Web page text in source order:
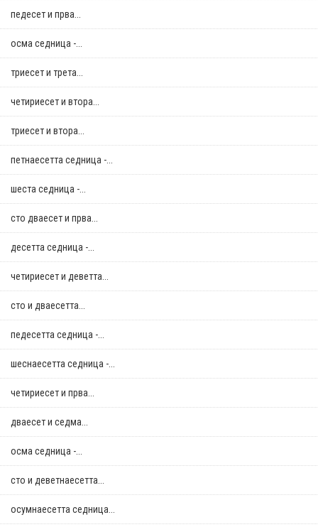
педесет и прва...
осма седница -...
триесет и трета...
четириесет и втора...
триесет и втора...
петнаесетта седница -...
шеста седница -...
сто дваесет и прва...
десетта седница -...
четириесет и деветта...
сто и дваесетта...
педесетта седница -...
шеснаесетта седница -...
четириесет и прва...
дваесет и седма...
осма седница -...
сто и деветнаесетта...
осумнaесетта седница...